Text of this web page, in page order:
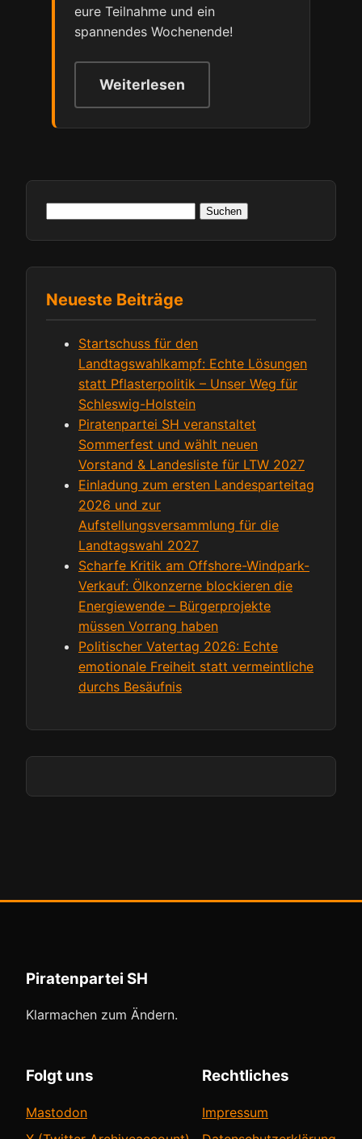
eure Teilnahme und ein
spannendes Wochenende!
Weiterlesen
Suchen
Neueste Beiträge
Startschuss für den
Landtagswahlkampf: Echte Lösungen
statt Pflasterpolitik – Unser Weg für
Schleswig-Holstein
Piratenpartei SH veranstaltet
Sommerfest und wählt neuen
Vorstand & Landesliste für LTW 2027
Einladung zum ersten Landesparteitag
2026 und zur
Aufstellungsversammlung für die
Landtagswahl 2027
Scharfe Kritik am Offshore-Windpark-
Verkauf: Ölkonzerne blockieren die
Energiewende – Bürgerprojekte
müssen Vorrang haben
Politischer Vatertag 2026: Echte
emotionale Freiheit statt vermeintliche
durchs Besäufnis
Piratenpartei SH
Klarmachen zum Ändern.
Folgt uns
Mastodon
Rechtliches
Impressum